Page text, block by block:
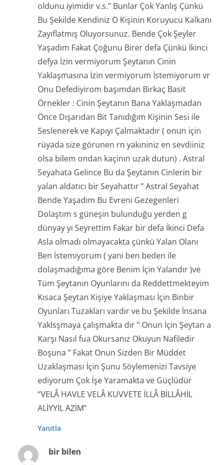
oldunu iyimidir v.s.” Bunlar Çok Yanlış Çünkü
Bu Şekilde Kendiniz O Kişinin Koruyucu Kalkanı
Zayıflatmış Oluyorsunuz. Bende Çok Şeyler
Yaşadım Fakat Çoğunu Birer defa Çünkü İkinci
defya İzin vermiyorum Şeytanın Cinin
Yaklaşmasına İzin vermiyorum İstemiyorum vr
Onu Defediyirom başımdan Birkaç Basit
Örnekler : Cinin Şeytanın Bana Yaklaşmadan
Önce Dışarıdan Bit Tanıdığım Kişinin Sesi ile
Seslenerek ve Kapıyı Çalmaktadır ( onun için
rüyada size görunen rn yakıniniz en sevdiiniz
olsa bilem ondan kaçinın uzak dutun) . Astral
Seyahata Gelince Bu da Şeytanın Cinlerin bir
yalan aldatıcı bir Seyahattır ” Astral Seyahat
Bende Yaşadım Bu Evreni Gezegenleri
Dolaştım s güneşin bulunduğu yerden g
dünyay yı Seyrettim Fakar bir defa İkinci Defa
Asla olmadı olmayacakta çünkü Yalan Olanı
Ben İstemiyorum ( yani ben beden ile
dolaşmadığıma göre Benim İçin Yalandır )ve
Tüm Şeytanın Oyunlarını da Reddettmekteyim
Kısaca Şeytan Kişiye Yaklaşması İçin Binbir
Oyunları Tuzakları vardır ve bu Şekilde İnsana
Yaklsşmaya çalışmakta dır ” Onun İçin Şeytan a
Karşı Nasıl fua Okursanız Okuyun Nafiledir
Boşuna ” Fakat Onun Sizden Bir Müddet
Uzaklaşması İçin Şunu Söylemenizi Tavsiye
ediyorum Çok İşe Yaramakta ve Güçlüdür
“VELÂ HAVLE VELÂ KUVVETE İLLÂ BİLLÂHİL
ALİYYİL AZİM”
Yanıtla
bir bilen